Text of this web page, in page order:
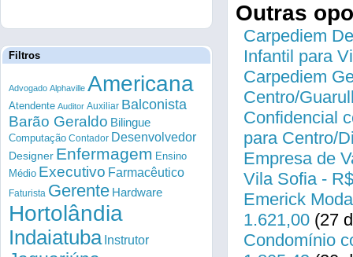
Outras
Carpediem
Infantil para
Carpediem
Centro/
Confidencial
para Centro/
Empresa de
Vila Sofia -
Emerick
1.621,00 (27
Condomínio
Filtros
Advogado Alphaville Americana
Atendente Auditor Auxiliar Balconista
Barão Geraldo Bilingue
Computação Contador Desenvolvedor
Designer Enfermagem Ensino
Médio Executivo Farmacêutico
Faturista Gerente Hardware
Hortolândia
Indaiatuba Instrutor